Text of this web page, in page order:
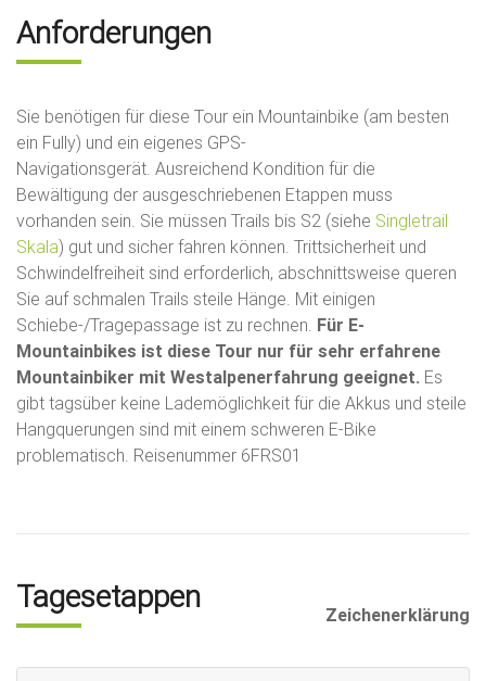
Anforderungen
Sie benötigen für diese Tour ein Mountainbike (am besten
ein Fully) und ein eigenes GPS-
Navigationsgerät. Ausreichend Kondition für die
Bewältigung der ausgeschriebenen Etappen muss
vorhanden sein. Sie müssen Trails bis S2 (siehe Singletrail
Skala) gut und sicher fahren können. Trittsicherheit und
Schwindelfreiheit sind erforderlich, abschnittsweise queren
Sie auf schmalen Trails steile Hänge. Mit einigen
Schiebe-/Tragepassage ist zu rechnen. Für E-
Mountainbikes ist diese Tour nur für sehr erfahrene
Mountainbiker mit Westalpenerfahrung geeignet. Es
gibt tagsüber keine Lademöglichkeit für die Akkus und steile
Hangquerungen sind mit einem schweren E-Bike
problematisch. Reisenummer 6FRS01
Tagesetappen Zeichenerklärung